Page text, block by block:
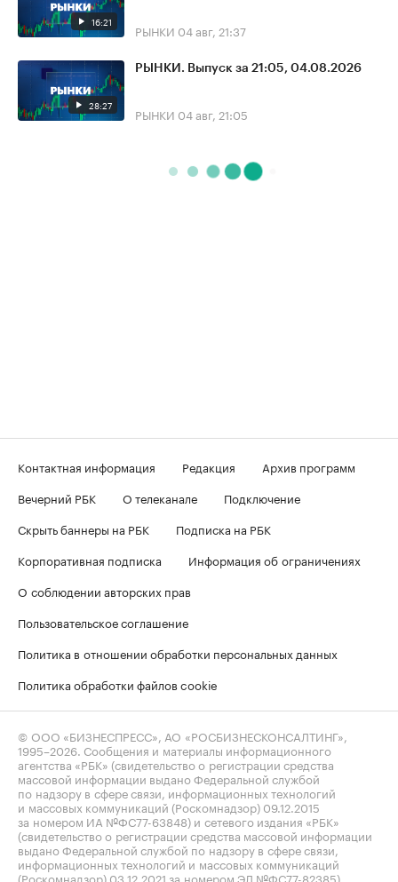
16:21 РЫНКИ 04 авг, 21:37
28:27
РЫНКИ. Выпуск за 21:05, 04.08.2026
РЫНКИ 04 авг, 21:05
Контактная информация Редакция
Архив программ
Вечерний РБК
О телеканале
Подключение
Скрыть баннеры на РБК
Подписка на РБК
Корпоративная подписка
Информация об ограничениях
О соблюдении авторских прав
Пользовательское соглашение
Политика в отношении обработки персональных данных
Политика обработки файлов cookie
© ООО «БИЗНЕСПРЕСС», АО «РОСБИЗНЕСКОНСАЛТИНГ»,
1995–2026 . Сообщения и материалы информационного
агентства «РБК» (свидетельство о регистрации средства
массовой информации выдано Федеральной службой
по надзору в сфере связи, информационных технологий
и массовых коммуникаций (Роскомнадзор) 09.12.2015
за номером ИА №ФС77-63848) и сетевого издания «РБК»
(свидетельство о регистрации средства массовой информации
выдано Федеральной службой по надзору в сфере связи,
информационных технологий и массовых коммуникаций
(Роскомнадзор) 03.12.2021 за номером ЭЛ №ФС77-82385)